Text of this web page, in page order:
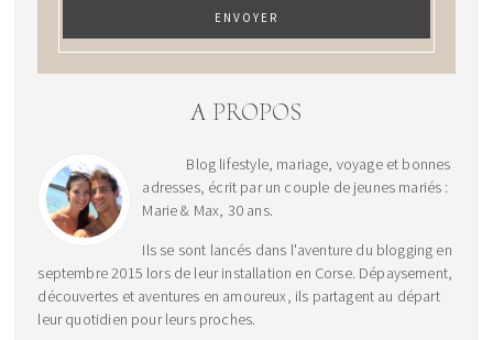
A PROPOS
Blog lifestyle, mariage, voyage et bonnes
adresses, écrit par un couple de jeunes mariés :
Marie & Max, 30 ans.
Ils se sont lancés dans l'aventure du blogging en
septembre 2015 lors de leur installation en Corse. Dépaysement,
découvertes et aventures en amoureux, ils partagent au départ
leur quotidien pour leurs proches.